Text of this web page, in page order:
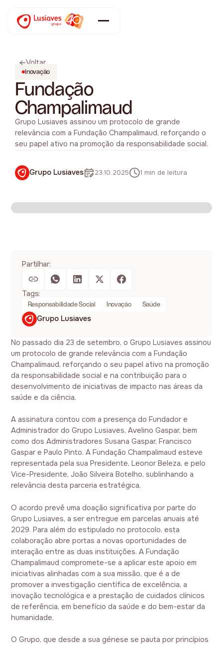
Voltar
Inovação
Fundação
Champalimaud
Grupo Lusiaves assinou um protocolo de grande
relevância com a Fundação Champalimaud, reforçando o
seu papel ativo na promoção da responsabilidade social.
Grupo Lusiaves 23.10.2025 1 min de leitura
No passado dia 23 de setembro, o Grupo Lusiaves assinou
um protocolo de grande relevância com a Fundação
Champalimaud, reforçando o seu papel ativo na promoção
da responsabilidade social e na contribuição para o
desenvolvimento de iniciativas de impacto nas áreas da
saúde e da ciência.
A assinatura contou com a presença do Fundador e
Administrador do Grupo Lusiaves, Avelino Gaspar, bem
como dos Administradores Susana Gaspar, Francisco
Gaspar e Paulo Pinto. A Fundação Champalimaud esteve
representada pela sua Presidente, Leonor Beleza, e pelo
Vice-Presidente, João Silveira Botelho, sublinhando a
relevância desta parceria estratégica.
O acordo prevê uma doação significativa por parte do
Grupo Lusiaves, a ser entregue em parcelas anuais até
2029. Para além do estipulado no protocolo, esta
colaboração abre portas a novas oportunidades de
interação entre as duas instituições. A Fundação
Champalimaud compromete-se a aplicar este apoio em
iniciativas alinhadas com a sua missão, que é a de
promover a investigação científica de excelência, a
inovação tecnológica e a prestação de cuidados clínicos
de referência, em benefício da saúde e do bem-estar da
humanidade.
O Grupo, que desde a sua génese se pauta por princípios
Partilhar:
Tags:
Responsabilidade Social Inovação Saúde
Grupo Lusiaves